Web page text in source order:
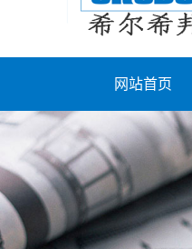
网站首页